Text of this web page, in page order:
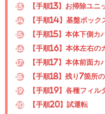
13. 【手順13】お掃除ユニ
14. 【手順14】基盤ボック
15. 【手順15】本体下側カ
16. 【手順16】本体左右の
17. 【手順17】本体前面カ
18. 【手順18】残り7箇所
19. 【手順19】各種フィル
20. 【手順20】試運転